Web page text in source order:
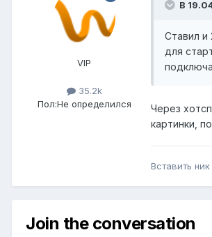
VIP
35.2k
Пол:Не определился
В
Ставил и
для
Через
картинки,
Вставить ник
Join the conversation